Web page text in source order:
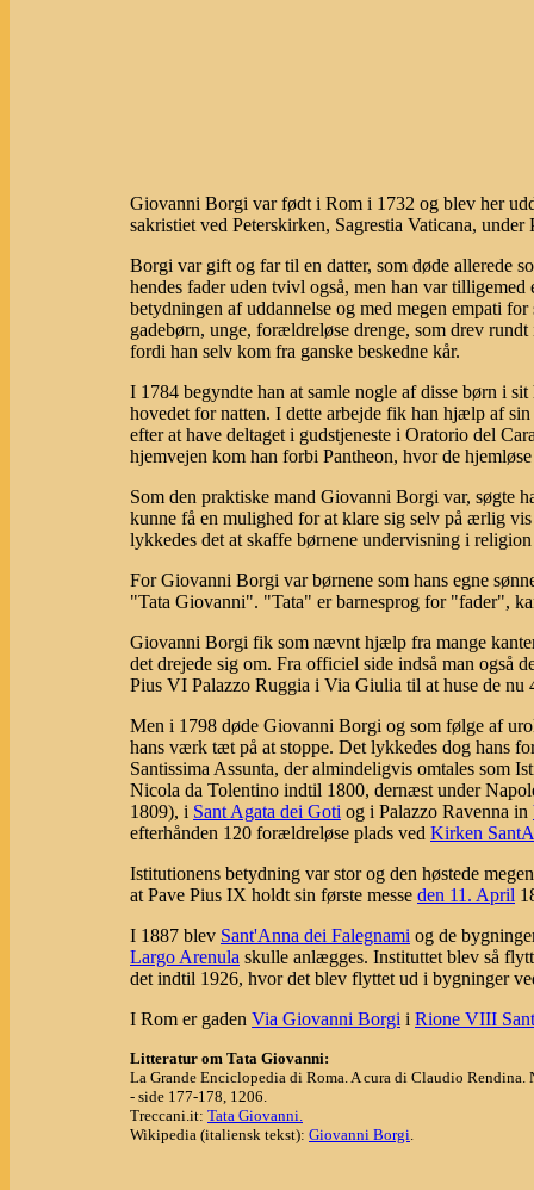
Giovanni Borgi var født i Rom i 1732 og blev her
sakristiet ved Peterskirken, Sagrestia Vaticana, under
Borgi var gift og far til en datter, som døde allerede
hendes fader uden tvivl også, men han var
betydningen af uddannelse og med megen empati
gadebørn, unge, forældreløse drenge, som drev
fordi han selv kom fra ganske beskedne kår.
I 1784 begyndte han at samle nogle af disse børn i
hovedet for natten. I dette arbejde fik han hjælp af
efter at have deltaget i gudstjeneste i Oratorio del
hjemvejen kom han forbi Pantheon, hvor de
Som den praktiske mand Giovanni Borgi var, søgte
kunne få en mulighed for at klare sig selv på ærlig
lykkedes det at skaffe børnene undervisning i
For Giovanni Borgi var børnene som hans egne
"Tata Giovanni". "Tata" er barnesprog for "fader",
Giovanni Borgi fik som nævnt hjælp fra mange
det drejede sig om. Fra officiel side indså man også
Pius VI Palazzo Ruggia i Via Giulia til at huse de
Men i 1798 døde Giovanni Borgi og som følge af
hans værk tæt på at stoppe. Det lykkedes dog hans
Santissima Assunta, der almindeligvis omtales som
Nicola da Tolentino indtil 1800, dernæst under
1809), i Sant Agata dei Goti og i Palazzo Ravenna in
efterhånden 120 forældreløse plads ved Kirken
Istitutionens betydning var stor og den høstede
at Pave Pius IX holdt sin første messe den 11. April
I 1887 blev Sant'Anna dei Falegnami og de
Largo Arenula skulle anlægges. Instituttet blev så
det indtil 1926, hvor det blev flyttet ud i bygninger
I Rom er gaden Via Giovanni Borgi i Rione VIII
Litteratur om Tata Giovanni:
La Grande Enciclopedia di Roma. A cura di Claudio
- side 177-178, 1206.
Treccani.it: Tata Giovanni.
Wikipedia (italiensk tekst): Giovanni Borgi.